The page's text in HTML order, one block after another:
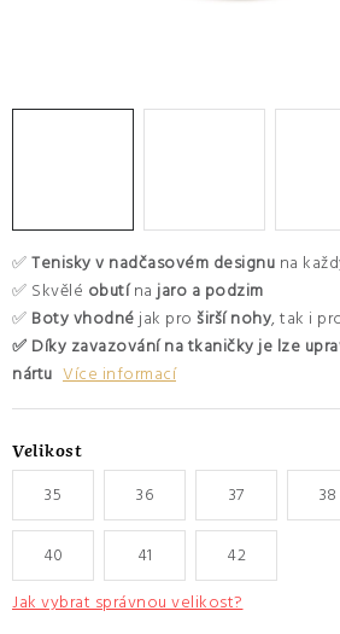
✅ Tenisky v nadčasovém designu na
✅ Skvělé obutína jaro a podzim
✅ Boty vhodné jak pro širší nohy, tak i
✅ Díky zavazování na tkaničky je lze
nártu Více informací
Velikost
35
36 37 38
40 41
42
Jak vybrat správnou velikost?